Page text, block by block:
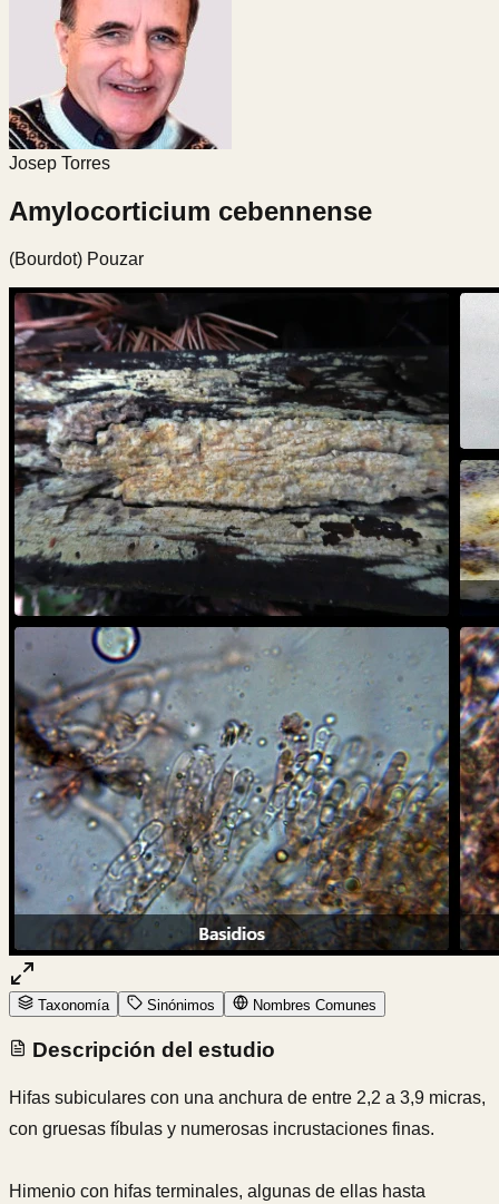
Josep Torres
Amylocorticium cebennense
(Bourdot) Pouzar
Taxonomía Sinónimos Nombres Comunes
Descripción del estudio
Hifas subiculares con una anchura de entre 2,2 a 3,9 micras,
con gruesas fíbulas y numerosas incrustaciones finas.
Himenio con hifas terminales, algunas de ellas hasta